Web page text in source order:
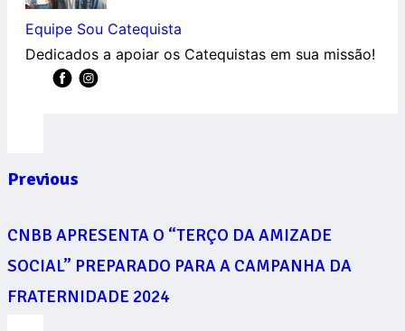
Equipe Sou Catequista
Dedicados a apoiar os Catequistas em sua missão!
Previous
CNBB APRESENTA O “TERÇO DA AMIZADE
SOCIAL” PREPARADO PARA A CAMPANHA DA
FRATERNIDADE 2024